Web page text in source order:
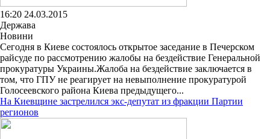
16:20 24.03.2015
Держава
Новини
Сегодня в Киеве состоялось открытое заседание в Печерском
райсуде по рассмотрению жалобы на бездействие Генеральной
прокуратуры Украины.Жалоба на бездействие заключается в
том, что ГПУ не реагирует на невыполнение прокуратурой
Голосеевского района Киева предыдущего...
На Киевщине застрелился экс-депутат из фракции Партии
регионов